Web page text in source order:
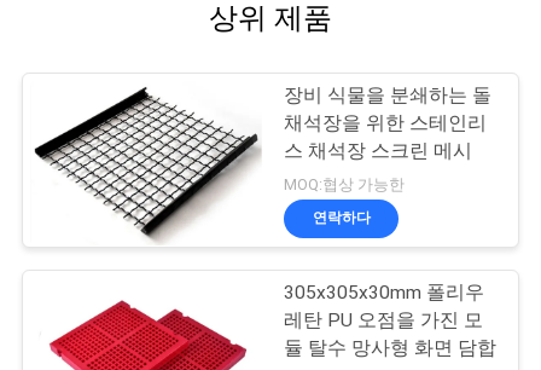
상위 제품
장비 식물을 분쇄하는 돌
채석장을 위한 스테인리
스 채석장 스크린 메시
MOQ:협상 가능한
연락하다
305x305x30mm 폴리우
레탄 PU 오점을 가진 모
듈 탈수 망사형 화면 담합